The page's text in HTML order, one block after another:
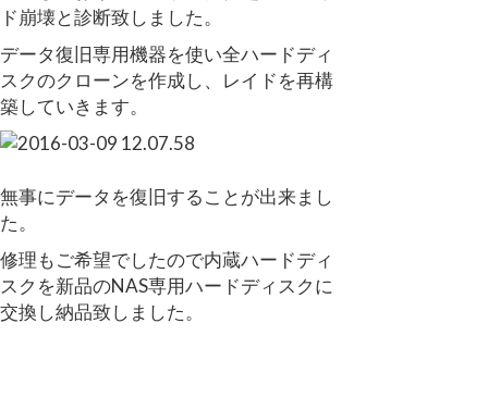
ド崩壊と診断致しました。
データ復旧専用機器を使い全ハードディ
スクのクローンを作成し、レイドを再構
築していきます。
無事にデータを復旧することが出来まし
た。
修理もご希望でしたので内蔵ハードディ
スクを新品のNAS専用ハードディスクに
交換し納品致しました。